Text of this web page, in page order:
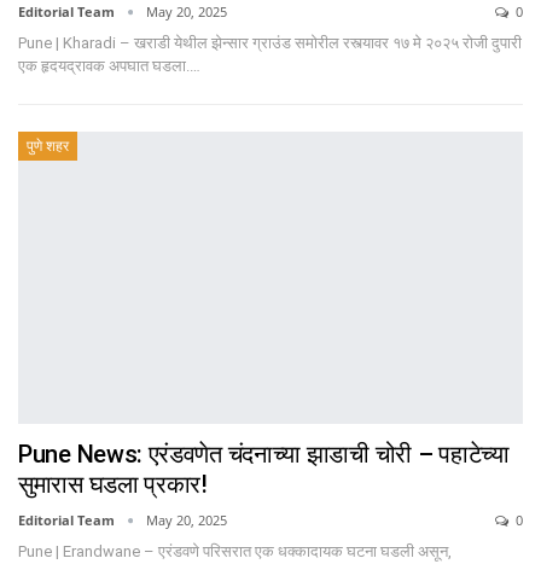
Editorial Team May 20, 2025
0
Pune | Kharadi – खराडी येथील झेन्सार ग्राउंड समोरील रस्त्यावर १७ मे २०२५ रोजी दुपारी
एक हृदयद्रावक अपघात घडला.…
पुणे शहर
Pune News: एरंडवणेत चंदनाच्या झाडाची चोरी – पहाटेच्या
सुमारास घडला प्रकार!
Editorial Team May 20, 2025
0
Pune | Erandwane – एरंडवणे परिसरात एक धक्कादायक घटना घडली असून,